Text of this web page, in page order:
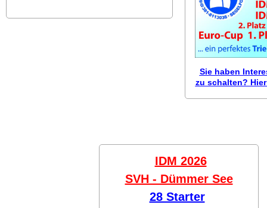
Sie haben
zu schalten?
IDM 2026
SVH - Dümmer See
28 Starter